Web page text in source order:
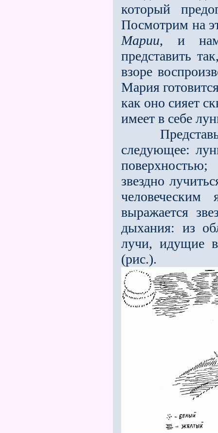
который
Посмотрим на
Марии, и нам
представить
взоре
Мария
как оно сияет
имеет в себе
следующее:
звездно
выражается
дыхания: из
лучи, идущие в
(рис.).